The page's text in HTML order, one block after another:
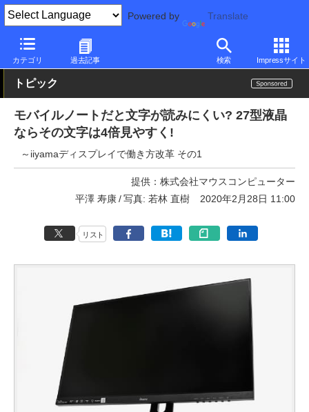
Powered by Translate
カテゴリ 過去記事 検索 Impressサイト
PC Watch 半導体/周辺機器 iiyama
トピック
モバイルノートだと文字が読みにくい? 27型液晶
ならその文字は4倍見やすく!
～iiyamaディスプレイで働き方改革 その1
提供：株式会社マウスコンピューター
平澤 寿康
写真: 若林 直樹 2020年2月28日 11:00
リスト